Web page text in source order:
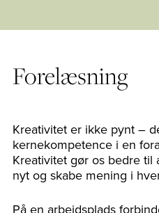
Forelæsning
Kreativitet er ikke pynt –
kernekompetence i en
Kreativitet gør os bedre
nyt og skabe mening i
På en arbejdsplads